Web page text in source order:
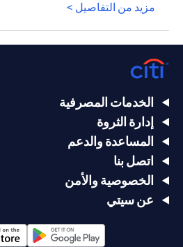
مزيد من التفاصيل >
الخدمات المصرفية
إدارة الثروة
المساعدة والدعم
اتصل بنا
الخصوصية والأمن
عن سيتي